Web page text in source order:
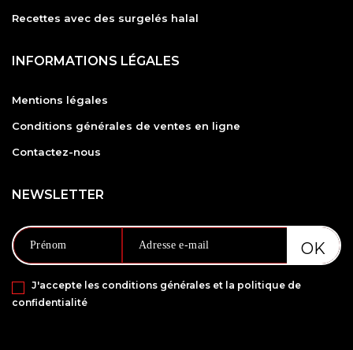
Recettes avec des surgelés halal
INFORMATIONS LÉGALES
Mentions légales
Conditions générales de ventes en ligne
Contactez-nous
NEWSLETTER
J'accepte les conditions générales et la politique de
confidentialité